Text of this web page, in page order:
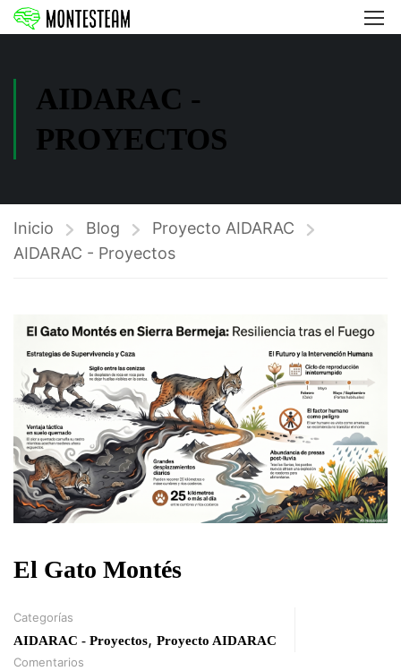
AIDARAC -
PROYECTOS
Inicio Blog
Proyecto AIDARAC
AIDARAC - Proyectos
El Gato Montés
Categorías
AIDARAC - Proyectos, Proyecto AIDARAC
Comentarios